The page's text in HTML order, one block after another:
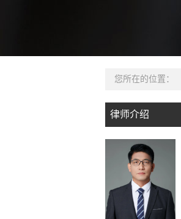
您所在的位置：
律师介绍